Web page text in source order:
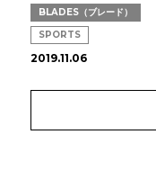
BLADES（ブレード）
SPORTS
2019.11.06